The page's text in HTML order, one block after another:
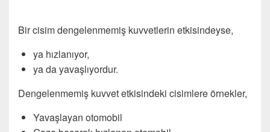
Bir cisim dengelenmemiş kuvvetlerin etkisindeyse,
ya hızlanıyor,
ya da yavaşlıyordur.
Dengelenmemiş kuvvet etkisindeki cisimlere örnekler,
Yavaşlayan otomobil